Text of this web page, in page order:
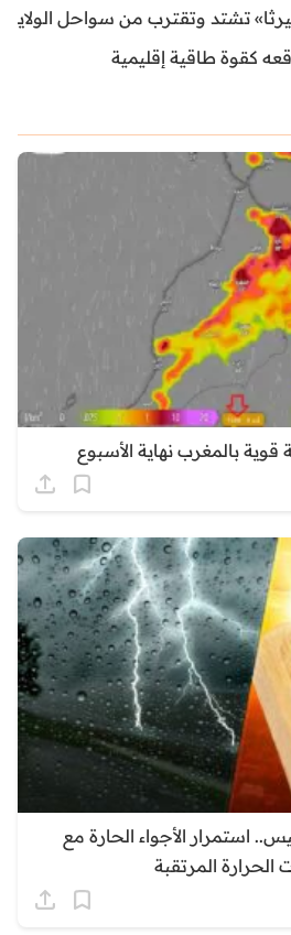
تشتد وتقترب من سواحل
كقوة طاقية إقليمية
بالمغرب نهاية الأسبوع
استمرار الأجواء الحارة مع
المرتقبة